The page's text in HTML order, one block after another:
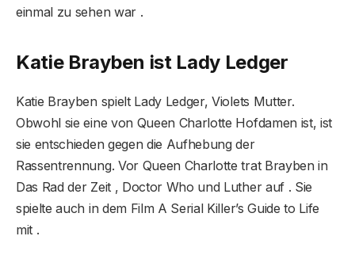
einmal zu sehen war .
Katie Brayben ist Lady Ledger
Katie Brayben spielt Lady Ledger, Violets Mutter.
Obwohl sie eine von Queen Charlotte Hofdamen ist, ist
sie entschieden gegen die Aufhebung der
Rassentrennung. Vor Queen Charlotte trat Brayben in
Das Rad der Zeit , Doctor Who und Luther auf . Sie
spielte auch in dem Film A Serial Killer’s Guide to Life
mit .